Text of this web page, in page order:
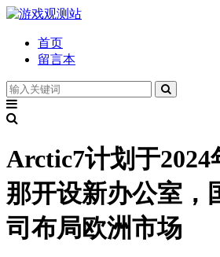
首页
留言本
Arctic7计划于2024
那开设新办公室，
司布局欧洲市场